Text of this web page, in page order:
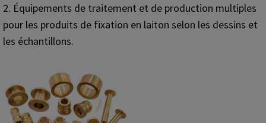
2. Équipements de traitement et de production multiples
pour les produits de fixation en laiton selon les dessins et
les échantillons.